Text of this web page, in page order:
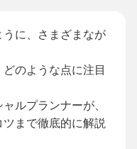
に、さまざまなが
のような点に注目
ルプランナーが、
まで徹底的に解説